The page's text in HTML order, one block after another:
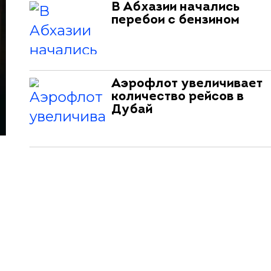
В Абхазии начались
перебои с бензином
Аэрофлот увеличивает
количество рейсов в
Дубай